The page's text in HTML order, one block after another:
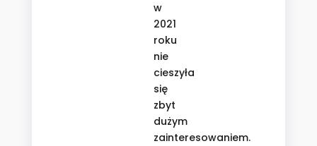
w
2021
roku
nie
cieszyła
się
zbyt
dużym
zainteresowaniem.